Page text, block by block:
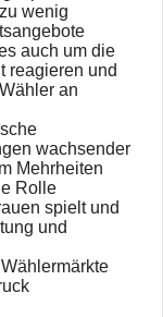
wenig
auch um die
reagieren und
an
wachsender
Mehrheiten
Rolle
spielt und
und